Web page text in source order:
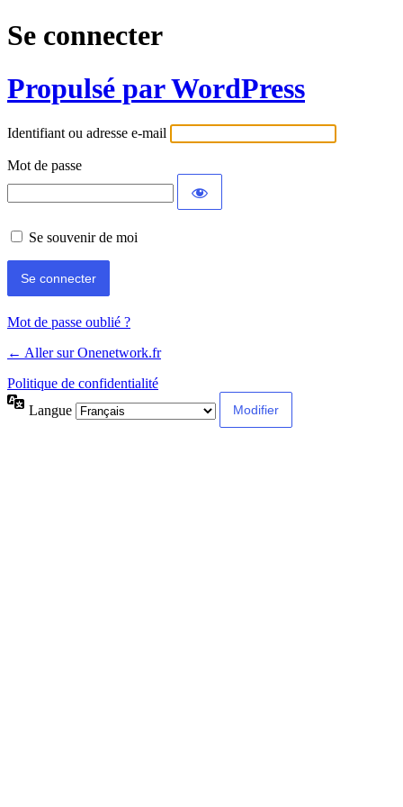
Se connecter
Propulsé par WordPress
Identifiant ou adresse e-mail
Mot de passe
Se souvenir de moi
Mot de passe oublié ?
← Aller sur Onenetwork.fr
Politique de confidentialité
Langue